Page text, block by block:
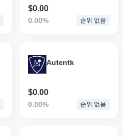
$0.00
0.00% 순위 없음
Autentk
$0.00
0.00% 순위 없음